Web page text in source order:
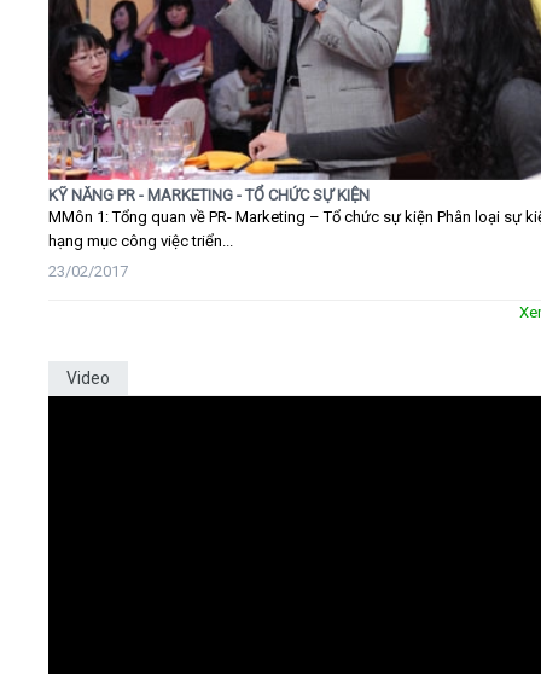
KỸ NĂNG PR - MARKETING - TỔ CHỨC SỰ KIỆN
MMôn 1: Tổng quan về PR- Marketing – Tổ chức sự kiện Phân loại sự
hạng mục công việc triển...
23/02/2017
Video